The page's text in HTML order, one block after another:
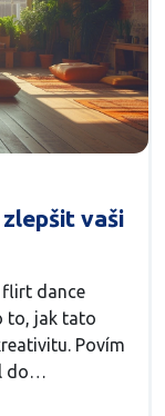
vaši
flirt dance
to, jak tato
Povím
do
nové nápady a